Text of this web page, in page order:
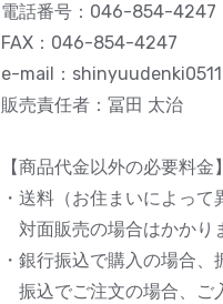
電話番号：046-854-4247
FAX：046-854-4247
e-mail：
販売責任者：冨田 太治
【商品代金以外の必要料金】
・送料（お住まいによって
対面販売の場合はかかり
・銀行振込で購入の場合、
振込でご注文の場合、ご